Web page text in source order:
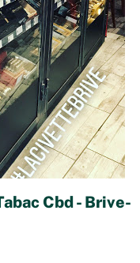
Cbd - Brive-